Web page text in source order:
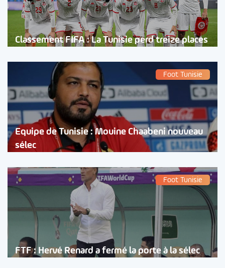
Classement FIFA : La Tunisie perd treize places
Foot Tunisie
Equipe de Tunisie : Mouine Chaabeni nouveau
sélec
Foot Tunisie
FTF : Hervé Renard a fermé la porte à la sélec